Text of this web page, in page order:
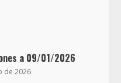
a 09/01/2026
de 2026